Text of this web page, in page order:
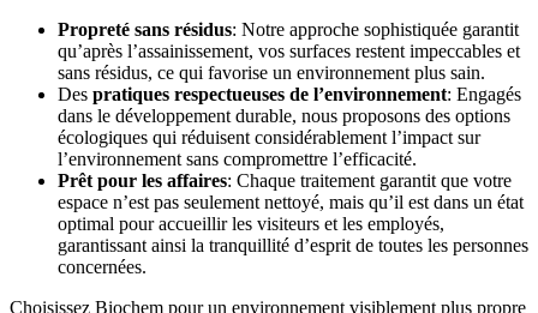
Propreté sans résidus: Notre approche sophistiquée garantit
qu’après l’assainissement, vos surfaces restent impeccables et
sans résidus, ce qui favorise un environnement plus sain.
Des pratiques respectueuses de l’environnement: Engagés
dans le développement durable, nous proposons des options
écologiques qui réduisent considérablement l’impact sur
l’environnement sans compromettre l’efficacité.
Prêt pour les affaires: Chaque traitement garantit que votre
espace n’est pas seulement nettoyé, mais qu’il est dans un état
optimal pour accueillir les visiteurs et les employés,
garantissant ainsi la tranquillité d’esprit de toutes les personnes
concernées.
Choisissez Biochem pour un environnement visiblement plus propre